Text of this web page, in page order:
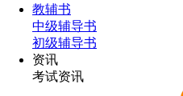
教辅书
中级辅导书
初级辅导书
资讯
考试资讯